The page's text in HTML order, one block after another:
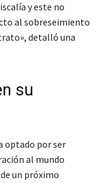
y este no
al sobreseimiento
, detalló una
su
optado por ser
al mundo
un próximo